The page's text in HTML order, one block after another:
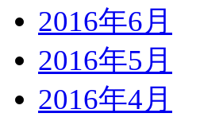
2016年6月
2016年5月
2016年4月